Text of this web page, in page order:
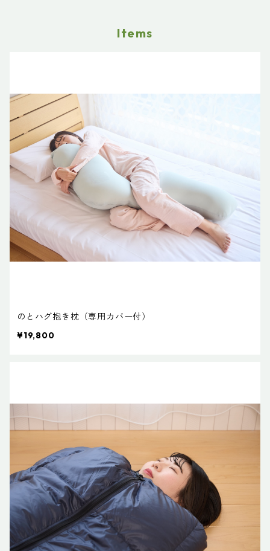
Items
のとハグ抱き枕（専用カバー付）
¥19,800